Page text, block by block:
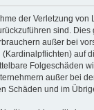
der Verletzung
sind.
außer bei
auf
Folgeschäden
außer bei
Schäden und im